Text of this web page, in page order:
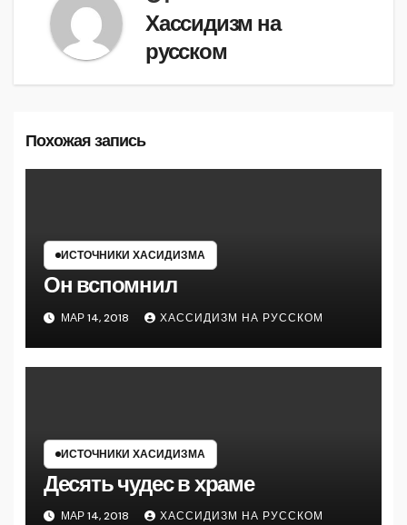
Хассидизм на
русском
Похожая запись
ИСТОЧНИКИ ХАСИДИЗМА
Он вспомнил
МАР 14, 2018 ХАССИДИЗМ НА РУССКОМ
ИСТОЧНИКИ ХАСИДИЗМА
Десять чудес в храме
МАР 14, 2018 ХАССИДИЗМ НА РУССКОМ